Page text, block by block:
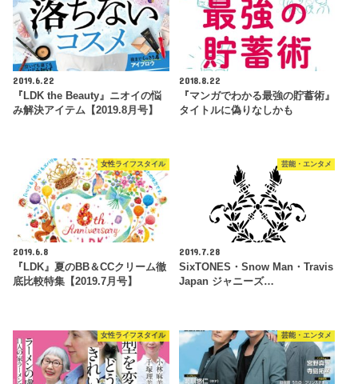
2019.6.22
『LDK the Beauty』ニオイの悩
み解決アイテム【2019.8月号】
2018.8.22
『マンガでわかる最強の貯蓄術』
タイトルに偽りなしかも
女性ライフスタイル
2019.6.8
『LDK』夏のBB＆CCクリーム徹
底比較特集【2019.7月号】
芸能・エンタメ
2019.7.28
SixTONES・Snow Man・Travis
Japan ジャニーズ…
女性ライフスタイル 芸能・エンタメ